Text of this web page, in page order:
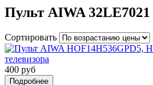
Пульт AIWA 32LE7021
Сортировать
400 руб
Подробнее